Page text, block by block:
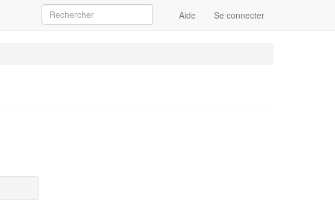
Aide Se connecter